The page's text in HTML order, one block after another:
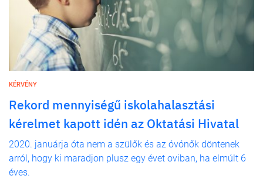
KÉRVÉNY
Rekord mennyiségű iskolahalasztási
kérelmet kapott idén az Oktatási Hivatal
2020. januárja óta nem a szülők és az óvónők döntenek
arról, hogy ki maradjon plusz egy évet oviban, ha elmúlt 6
éves.